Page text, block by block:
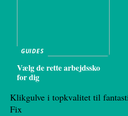
GUIDES
Vælg de rette arbejdssko
for dig
Klikgulve i topkvalitet til
Fix